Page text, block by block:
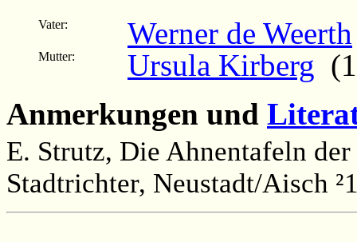
Vater: Werner de Weerth
Mutter: Ursula Kirberg
Anmerkungen und
E. Strutz, Die Ahnentafeln
Stadtrichter, Neustadt/Aisch